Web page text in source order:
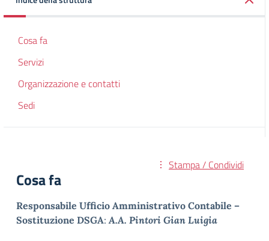
Cosa fa
Servizi
Organizzazione e contatti
Sedi
Stampa / Condividi
Cosa fa
Responsabile Ufficio Amministrativo Contabile –
Sostituzione DSGA:A.A. Pintori Gian Luigia